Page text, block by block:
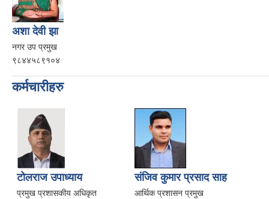
अशा देवी झा
नगर उप प्रमुख
९८४४५८९१०४
कर्मचारीहरु
टोलराज उपाध्याय
प्रमुख प्रशासकीय अधिकृत
संजिव कुमार प्रसाद साह
आर्थिक प्रशासन प्रमुख